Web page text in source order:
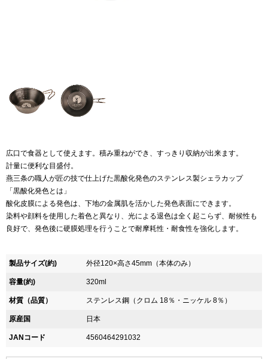
広口で食器として使えます。積み重ねができ、すっきり収納が出来ます。
計量に便利な目盛付。
燕三条の職人が匠の技で仕上げた黒酸化発色のステンレス製シェラカップ
「黒酸化発色とは」
酸化皮膜による発色は、下地の金属肌を活かした発色表面にできます。
染料や顔料を使用した着色と異なり、光による退色は全く起こらず、耐候性も
良好で、発色後に硬膜処理を行うことで耐摩耗性・耐食性を強化します。
製品サイズ(約) 外径120×高さ45mm（本体のみ）
容量(約) 320ml
材質（品質） ステンレス鋼（クロム 18％・ニッケル 8％）
原産国 日本
JANコード 4560464291032